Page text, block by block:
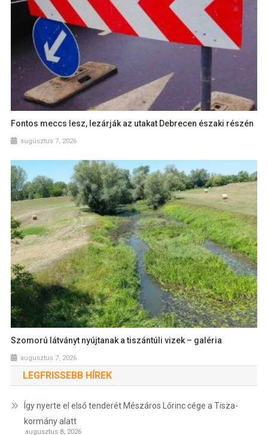
Fontos meccs lesz, lezárják az utakat Debrecen északi részén
augusztus 7, 2026
Szomorú látványt nyújtanak a tiszántúli vizek – galéria
augusztus 7, 2026
LEGFRISSEBB HÍREK
Így nyerte el első tenderét Mészáros Lőrinc cége a Tisza-
kormány alatt
augusztus 8, 2026